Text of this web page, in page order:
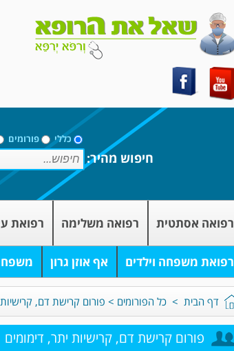
כללי פורומים
חיפוש מהיר:
רפואה אסתטית רפואה משלימה רפואת
רפואת משפחה וילדים אף אוזן גרון
דף הבית > כל הפורומים > פורום קרישת דם,
פורום קרישת דם, קרישיות יתר, דימומים